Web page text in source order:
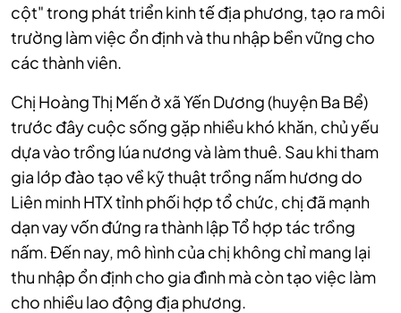
cột" trong phát triển kinh tế địa phương, tạo ra môi
trường làm việc ổn định và thu nhập bền vững cho
các thành viên.
Chị Hoàng Thị Mến ở xã Yến Dương (huyện Ba Bể)
trước đây cuộc sống gặp nhiều khó khăn, chủ yếu
dựa vào trồng lúa nương và làm thuê. Sau khi tham
gia lớp đào tạo về kỹ thuật trồng nấm hương do
Liên minh HTX tỉnh phối hợp tổ chức, chị đã mạnh
dạn vay vốn đứng ra thành lập Tổ hợp tác trồng
nấm. Đến nay, mô hình của chị không chỉ mang lại
thu nhập ổn định cho gia đình mà còn tạo việc làm
cho nhiều lao động địa phương.